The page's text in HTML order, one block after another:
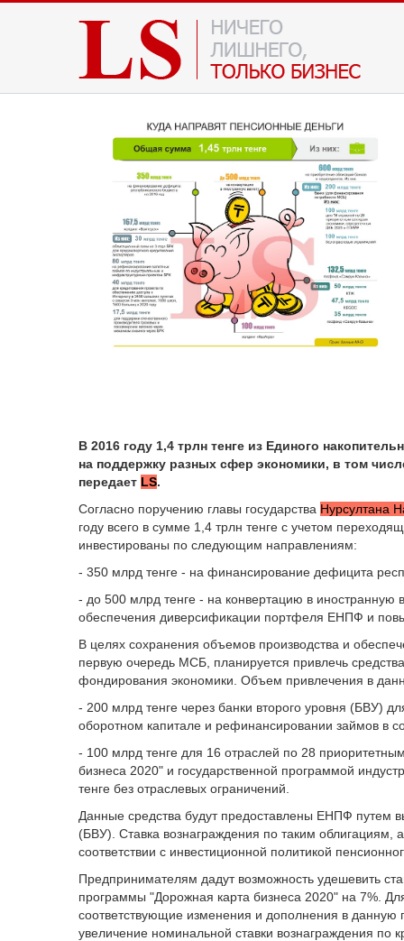
В 2016 году 1,4 трлн тенге из Единого
на поддержку разных сфер экономики, в том
передает LS.
Согласно поручению главы государства Нурсултана
году всего в сумме 1,4 трлн тенге с учетом
инвестированы по следующим направлениям:
- 350 млрд тенге - на финансирование дефицита
- до 500 млрд тенге - на конвертацию в
обеспечения диверсификации портфеля ЕНПФ и
В целях сохранения объемов производства и
первую очередь МСБ, планируется привлечь
фондирования экономики. Объем привлечения в
- 200 млрд тенге через банки второго уровня (БВУ)
оборотном капитале и рефинансировании займов в
- 100 млрд тенге для 16 отраслей по 28
бизнеса 2020" и государственной программой
тенге без отраслевых ограничений.
Данные средства будут предоставлены ЕНПФ путем
(БВУ). Ставка вознаграждения по таким облигациям,
соответствии с инвестиционной политикой
Предпринимателям дадут возможность удешевить
программы "Дорожная карта бизнеса 2020" на 7%.
соответствующие изменения и дополнения в
увеличение номинальной ставки вознаграждения по